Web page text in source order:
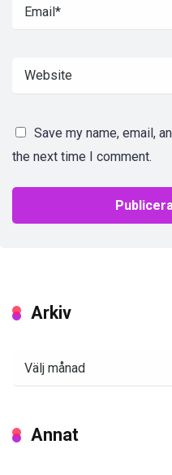
Save my name, email,
the next time I comment.
Arkiv
Annat